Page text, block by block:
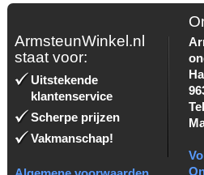
ArmsteunWinkel.nl
staat voor:
Uitstekende
klantenservice
Scherpe prijzen
Vakmanschap!